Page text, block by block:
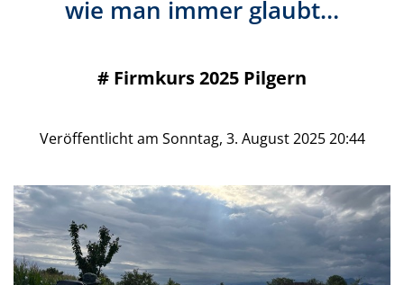
wie man immer glaubt…
# Firmkurs 2025 Pilgern
Veröffentlicht am Sonntag, 3. August 2025 20:44